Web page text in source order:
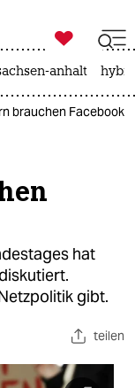

taz zahl ich
anhalt
brauchen Facebook
hat
gibt.
teilen